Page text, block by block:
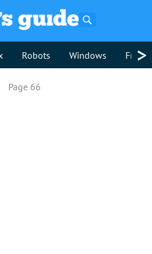
Robots Windows >
Page 66